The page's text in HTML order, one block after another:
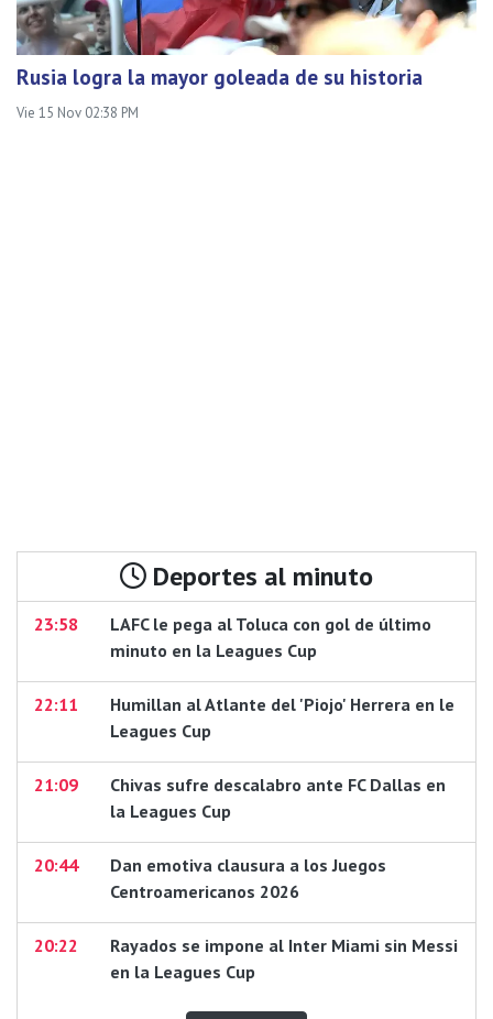
Rusia logra la mayor goleada de su historia
Vie 15 Nov 02:38 PM
Deportes al minuto
23:58
LAFC le pega al Toluca con gol de último
minuto en la Leagues Cup
22:11
Humillan al Atlante del 'Piojo' Herrera en le
Leagues Cup
21:09
Chivas sufre descalabro ante FC Dallas en
la Leagues Cup
20:44
Dan emotiva clausura a los Juegos
Centroamericanos 2026
20:22
Rayados se impone al Inter Miami sin Messi
en la Leagues Cup